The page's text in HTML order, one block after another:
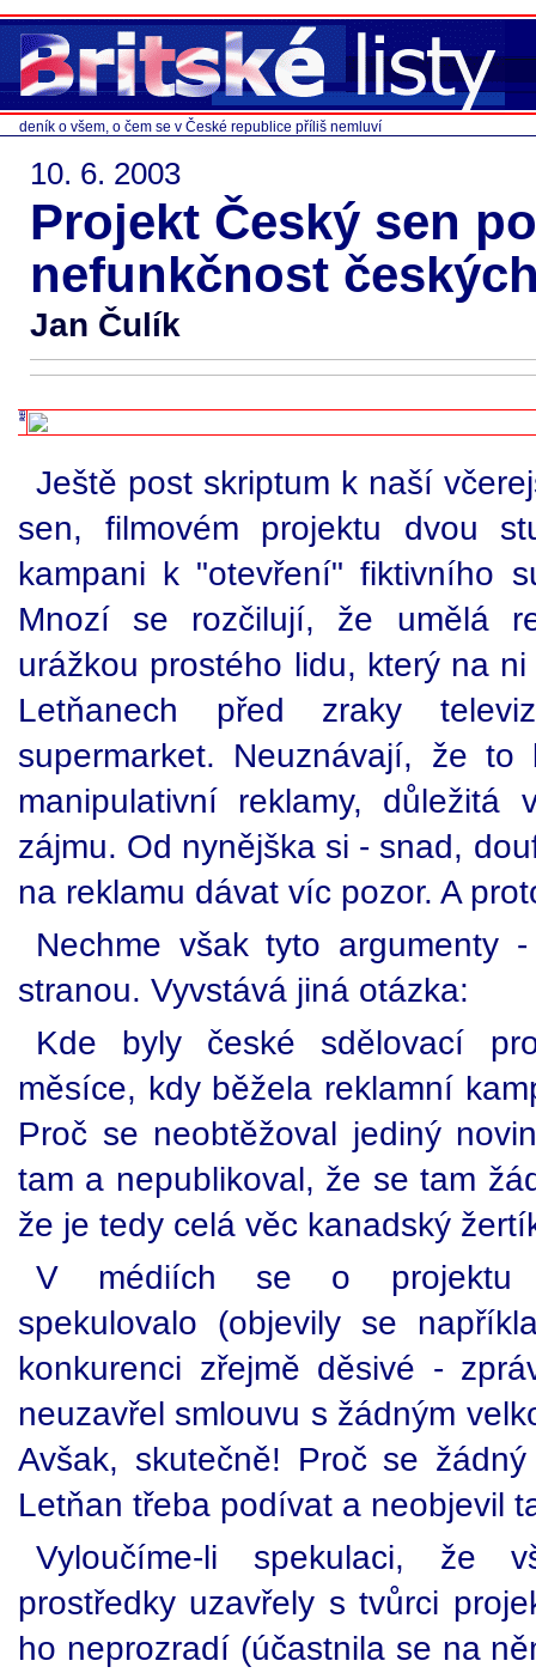
deník o všem, o čem se v České republice příliš nemluví
10. 6. 2003
Projekt Český sen
nefunkčnost
Jan Čulík
Ještě post skriptum k naší
sen, filmovém projektu dvou
kampani k "otevření" fiktivního
Mnozí se rozčilují, že umělá
urážkou prostého lidu, který na
Letňanech před zraky
supermarket. Neuznávají, že to
manipulativní reklamy, důležitá
zájmu. Od nynějška si - snad,
na reklamu dávat víc pozor. A
Nechme však tyto argumenty
stranou. Vyvstává jiná otázka:
Kde byly české sdělovací
měsíce, kdy běžela reklamní
Proč se neobtěžoval jediný
tam a nepublikoval, že se tam
že je tedy celá věc kanadský
V médiích se o projektu
spekulovalo (objevily se
konkurenci zřejmě děsivé -
neuzavřel smlouvu s žádným
Avšak, skutečně! Proč se
Letňan třeba podívat a neobjevil
Vyloučíme-li spekulaci, že
prostředky uzavřely s tvůrci
ho neprozradí (účastnila se na